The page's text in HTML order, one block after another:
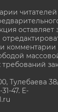
читателей
оставляет
комментарии
Тулебаева
47. E-